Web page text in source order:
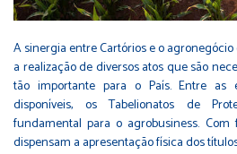
A sinergia entre Cartórios e o
a realização de diversos atos que são
tão importante para o País. Entre as
disponíveis, os Tabelionatos de
fundamental para o agrobusiness.
dispensam a apresentação física dos